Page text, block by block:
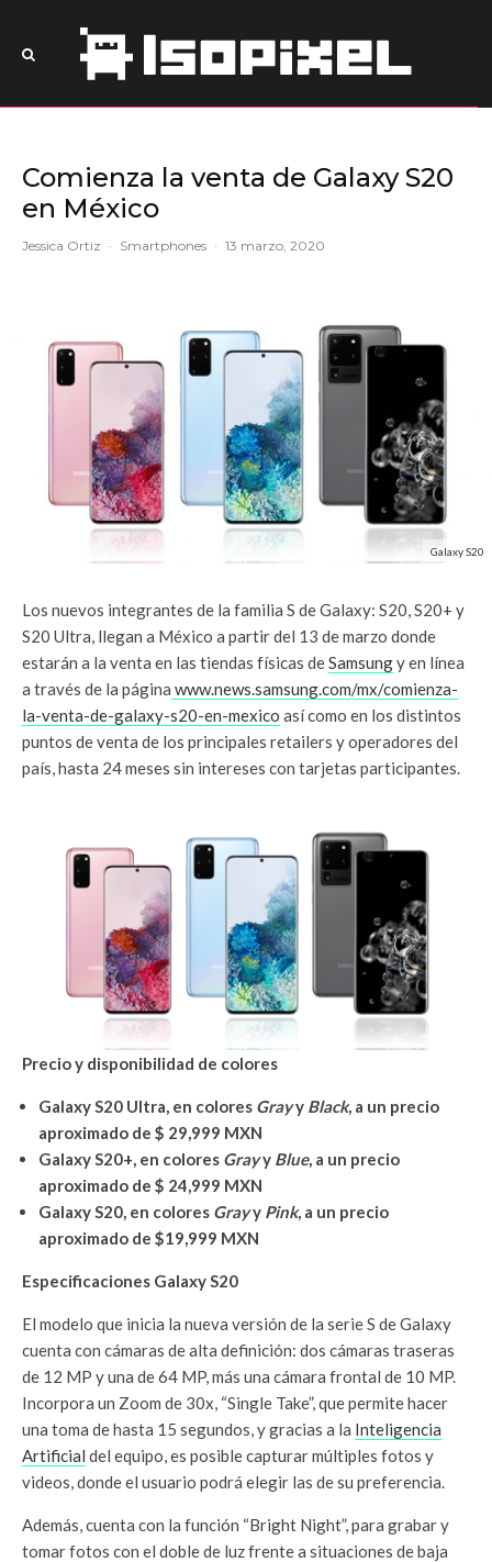
Comienza la venta de Galaxy S20
en México
Jessica Ortiz · Smartphones · 13 marzo, 2020
Galaxy S20
Los nuevos integrantes de la familia S de Galaxy: S20, S20+ y
S20 Ultra, llegan a México a partir del 13 de marzo donde
estarán a la venta en las tiendas físicas deSamsungy en línea
a través de la página www.news.samsung.com/mx/comienza-
la-venta-de-galaxy-s20-en-mexico así como en los distintos
puntos de venta de los principales retailers y operadores del
país, hasta 24 meses sin intereses con tarjetas participantes.
Precio y disponibilidad de colores
Galaxy S20 Ultra, en colores Grayy Black, a un precio
aproximado de $ 29,999 MXN
Galaxy S20+, en colores Grayy Blue, a un precio
aproximado de $ 24,999 MXN
Galaxy S20, en colores Grayy Pink, a un precio
aproximado de $19,999 MXN
Especificaciones Galaxy S20
El modelo que inicia la nueva versión de la serie S de Galaxy
cuenta con cámaras de alta definición: dos cámaras traseras
de 12 MP y una de 64 MP, más una cámara frontal de 10 MP.
Incorpora un Zoom de 30x, “Single Take”, que permite hacer
una toma de hasta 15 segundos, y gracias a la Inteligencia
Artificial del equipo, es posible capturar múltiples fotos y
videos, donde el usuario podrá elegir las de su preferencia.
Además, cuenta con la función “Bright Night”, para grabar y
tomar fotos con el doble de luz frente a situaciones de baja